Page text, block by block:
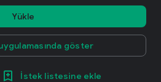
Yükle
göster
İstek listesine ekle